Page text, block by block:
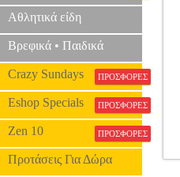
Αθλητικά είδη
Βρεφικά • Παιδικά
Crazy Sundays ΠΡΟΣΦΟΡΕΣ
Eshop Specials ΠΡΟΣΦΟΡΕΣ
Zen 10 ΠΡΟΣΦΟΡΕΣ
Προτάσεις Για Δώρα